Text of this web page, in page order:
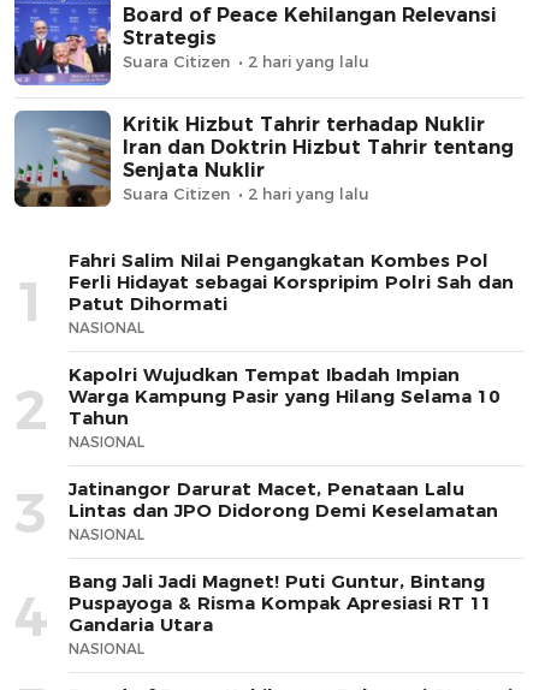
Board of Peace Kehilangan Relevansi
Strategis
Suara Citizen 2 hari yang lalu
Kritik Hizbut Tahrir terhadap Nuklir
Iran dan Doktrin Hizbut Tahrir tentang
Senjata Nuklir
Suara Citizen 2 hari yang lalu
1
Fahri Salim Nilai Pengangkatan Kombes Pol
Ferli Hidayat sebagai Korspripim Polri Sah dan
Patut Dihormati
NASIONAL
2
Kapolri Wujudkan Tempat Ibadah Impian
Warga Kampung Pasir yang Hilang Selama 10
Tahun
NASIONAL
3
Jatinangor Darurat Macet, Penataan Lalu
Lintas dan JPO Didorong Demi Keselamatan
NASIONAL
4
Bang Jali Jadi Magnet! Puti Guntur, Bintang
Puspayoga & Risma Kompak Apresiasi RT 11
Gandaria Utara
NASIONAL